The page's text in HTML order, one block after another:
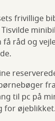
frivillige
få råd og
til pc på
for øjeblikket.